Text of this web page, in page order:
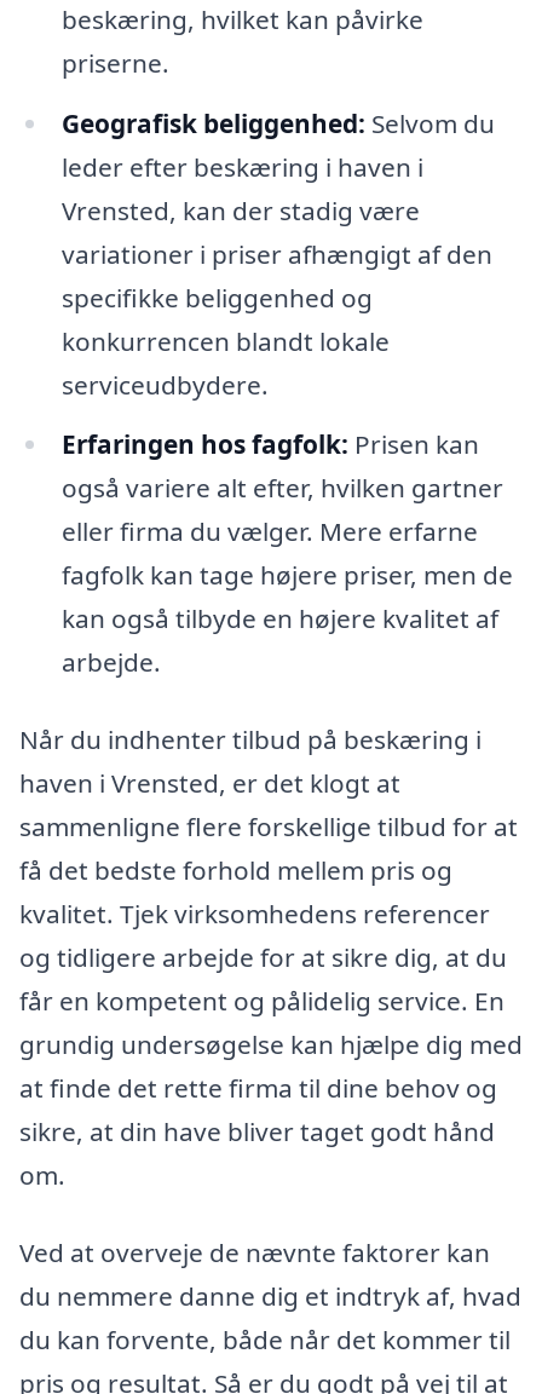
beskæring, hvilket kan påvirke
priserne.
Geografisk beliggenhed: Selvom du
leder efter beskæring i haven i
Vrensted, kan der stadig være
variationer i priser afhængigt af den
specifikke beliggenhed og
konkurrencen blandt lokale
serviceudbydere.
Erfaringen hos fagfolk: Prisen kan
også variere alt efter, hvilken gartner
eller firma du vælger. Mere erfarne
fagfolk kan tage højere priser, men de
kan også tilbyde en højere kvalitet af
arbejde.
Når du indhenter tilbud på beskæring i
haven i Vrensted, er det klogt at
sammenligne flere forskellige tilbud for at
få det bedste forhold mellem pris og
kvalitet. Tjek virksomhedens referencer
og tidligere arbejde for at sikre dig, at du
får en kompetent og pålidelig service. En
grundig undersøgelse kan hjælpe dig med
at finde det rette firma til dine behov og
sikre, at din have bliver taget godt hånd
om.
Ved at overveje de nævnte faktorer kan
du nemmere danne dig et indtryk af, hvad
du kan forvente, både når det kommer til
pris og resultat. Så er du godt på vej til at